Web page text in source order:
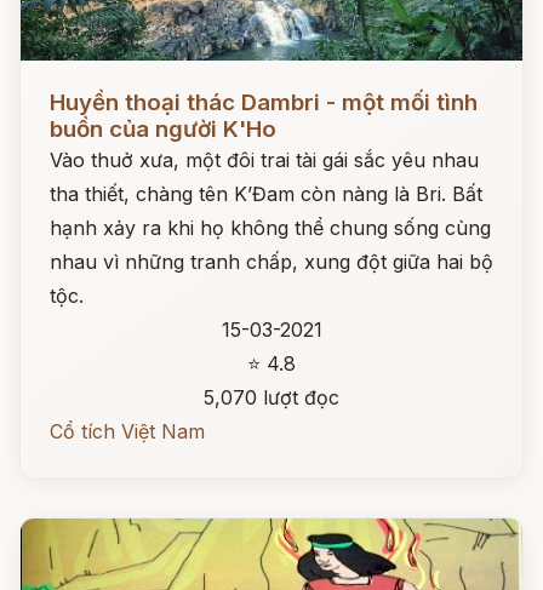
Đọc ngay
Huyền thoại thác Dambri - một mối tình
buồn của người K'Ho
Vào thuở xưa, một đôi trai tài gái sắc yêu nhau
tha thiết, chàng tên K’Đam còn nàng là Bri. Bất
hạnh xảy ra khi họ không thể chung sống cùng
nhau vì những tranh chấp, xung đột giữa hai bộ
tộc.
15-03-2021
⭐ 4.8
5,070 lượt đọc
Cổ tích Việt Nam